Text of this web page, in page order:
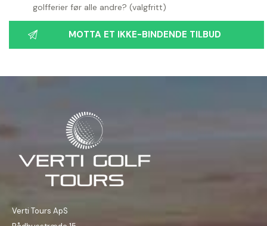
golfferier før alle andre? (valgfritt)
Verti Tours ApS